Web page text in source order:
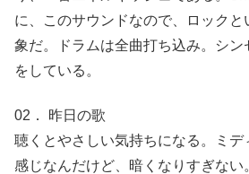
に、このサウンドなので、ロック
象だ。ドラムは全曲打ち込み。シ
をしている。
02． 昨日の歌
聴くとやさしい気持ちになる。ミデ
感じなんだけど、暗くなりすぎない